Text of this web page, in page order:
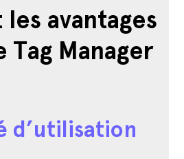
avantages
Tag Manager
d’utilisation